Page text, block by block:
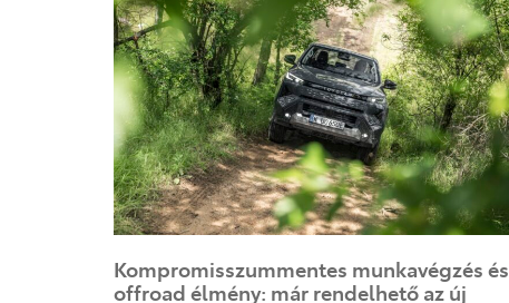
Kompromisszummentes munkavégzés és
offroad élmény: már rendelhető az új